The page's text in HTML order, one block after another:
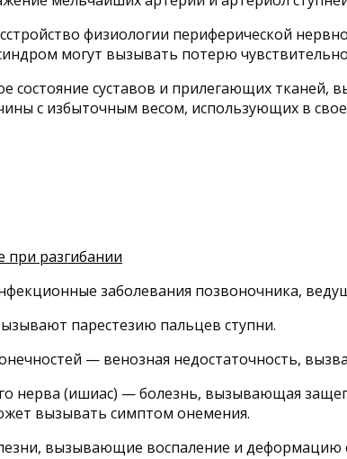
физиологии периферической
могут вызывать потерю
состояние суставов и прилегающих
с избыточным весом, использующих в
при разгибании
заболевания позвоночника,
парестезию пальцев ступни.
— венозная недостаточность,
нерва (ишиас) — болезнь, вызывающая
вызывать симптом онемения.
вызывающие воспаление и деформацию